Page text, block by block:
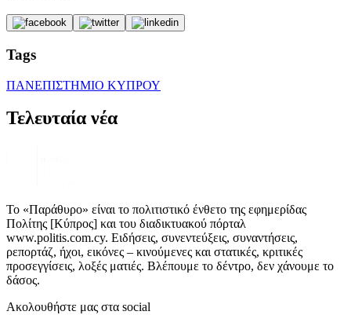
Tags
ΠΑΝΕΠΙΣΤΗΜΙΟ ΚΥΠΡΟΥ
Τελευταία νέα
Το «Παράθυρο» είναι το πολιτιστικό ένθετο της εφημερίδας
Πολίτης [Κύπρος] και του διαδικτυακού πόρταλ
www.politis.com.cy. Ειδήσεις, συνεντεύξεις, συναντήσεις,
ρεπορτάζ, ήχοι, εικόνες – κινούμενες και στατικές, κριτικές
προσεγγίσεις, λοξές ματιές. Βλέπουμε το δέντρο, δεν χάνουμε το
δάσος.
Ακολουθήστε μας στα social